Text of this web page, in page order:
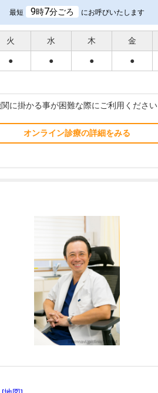
最短 9時7分ごろ にお呼びいたします
火 水 木 金
● ● ● ●
に掛かる事が困難な際にご利用ください
オンライン診療の詳細をみる